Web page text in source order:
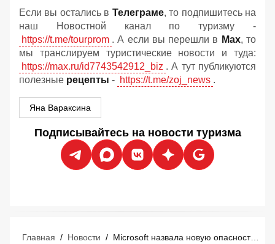
Если вы остались в Телеграме, то подпишитесь на
наш Новостной канал по туризму -
https://t.me/tourprom . А если вы перешли в Мах, то
мы транслируем туристические новости и туда:
https://max.ru/id7743542912_biz . А тут публикуются
полезные рецепты - https://t.me/zoj_news .
Яна Вараксина
Подписывайтесь на новости туризма
Главная / Новости / Microsoft назвала новую опасность отдыха в отелях